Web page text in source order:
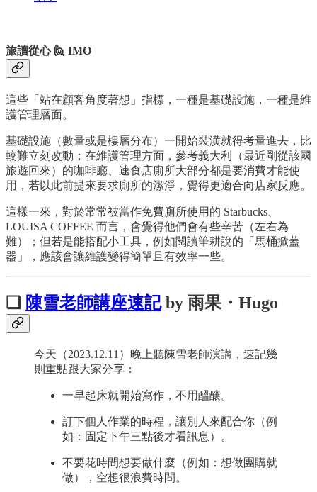
旅讀從心 🙋 IMO
這些「站在顧客角度著想」指標，一種是基礎設施，一種是維
護管理層面。
基礎設施（數量或是樓層分布）一開始裝潢就得考量進去，比
較難立刻改動；在維護管理方面，參考義大利（最近剛從該國
旅遊回來）的咖啡廳、速食店廁所大部分都是要消費才能使
用，若以此前提來要求廁所的潔淨，覺得更適合向店家反應。
這樣一來，對於常常被當作免費廁所使用的 Starbucks、
LOUISA COFFEE 而言，會覺得他們會有些辛苦（左右為
難）；但若是能搭配小工具，例如閱讀筆耕說的「馬桶掀蓋
器」，應該會讓維護變得簡單且有效率一些。
❏ 陳雪老師講座速記by 雨果・Hugo
今天（2023.12.11）晚上聽陳雪老師演講，速記幾
則重點跟大家分享：
一早起床就開始寫作，不用醞釀。
訂下個人作業的時程，讓別人來配合你（例
如：固定下午三點後才看訊息）。
不要花時間想要做什麼（例如：想做團購就
做），空想很浪費時間。